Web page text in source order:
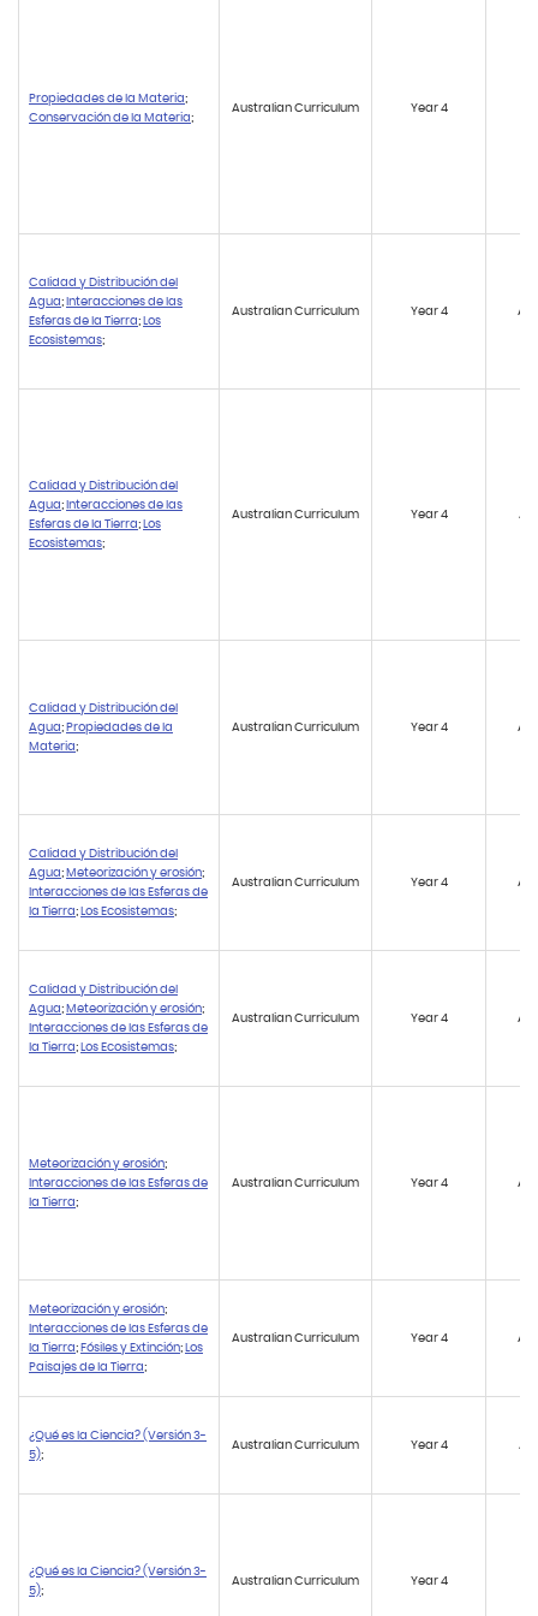
Propiedades de la Materia;
Conservación de la Materia;
Australian Curriculum Year 4
Calidad y Distribución del
Agua; Interacciones de las
Esferas de la Tierra; Los
Ecosistemas;
Australian Curriculum Year 4
Calidad y Distribución del
Agua; Interacciones de las
Esferas de la Tierra; Los
Ecosistemas;
Australian Curriculum Year 4
Calidad y Distribución del
Agua; Propiedades de la
Materia;
Australian Curriculum Year 4
Calidad y Distribución del
Agua; Meteorización y erosión;
Interacciones de las Esferas de
la Tierra; Los Ecosistemas;
Australian Curriculum Year 4
Calidad y Distribución del
Agua; Meteorización y erosión;
Interacciones de las Esferas de
la Tierra; Los Ecosistemas;
Australian Curriculum Year 4
Meteorización y erosión;
Interacciones de las Esferas de
la Tierra;
Australian Curriculum Year 4
Meteorización y erosión;
Interacciones de las Esferas de
la Tierra; Fósiles y Extinción; Los
Paisajes de la Tierra;
Australian Curriculum Year 4
¿Qué es la Ciencia? (Versión 3-
5);
Australian Curriculum Year 4
¿Qué es la Ciencia? (Versión 3-
5);
Australian Curriculum Year 4